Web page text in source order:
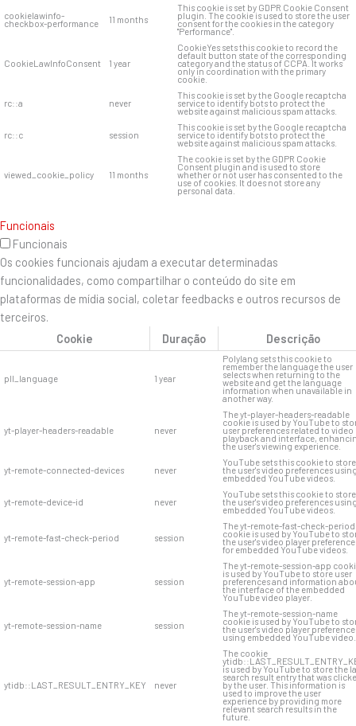
cookielawinfo-
checkbox-performance 11 months
This cookie is set by GDPR Cookie Consent
plugin. The cookie is used to store the user
consent for the cookies in the category
"Performance".
CookieLawInfoConsent 1 year
CookieYes sets this cookie to record the
default button state of the corresponding
category and the status of CCPA. It works
only in coordination with the primary
cookie.
rc::a never
This cookie is set by the Google recaptcha
service to identify bots to protect the
website against malicious spam attacks.
rc::c session
This cookie is set by the Google recaptcha
service to identify bots to protect the
website against malicious spam attacks.
viewed_cookie_policy 11 months
The cookie is set by the GDPR Cookie
Consent plugin and is used to store
whether or not user has consented to the
use of cookies. It does not store any
personal data.
Funcionais
Funcionais
Os cookies funcionais ajudam a executar determinadas
funcionalidades, como compartilhar o conteúdo do site em
plataformas de mídia social, coletar feedbacks e outros recursos de
terceiros.
Cookie
Duração Descrição
pll_language 1 year
Polylang sets this cookie to
remember the language the user
selects when returning to the
website and get the language
information when unavailable in
another way.
yt-player-headers-readable never
The yt-player-headers-readable
cookie is used by YouTube to
user preferences related to video
playback and interface,
the user's viewing experience.
yt-remote-connected-devices never
YouTube sets this cookie to store
the user's video preferences
embedded YouTube videos.
yt-remote-device-id never
YouTube sets this cookie to store
the user's video preferences
embedded YouTube videos.
yt-remote-fast-check-period session
The yt-remote-fast-check-period
cookie is used by YouTube to
the user's video player
for embedded YouTube videos.
yt-remote-session-app session
The yt-remote-session-app
is used by YouTube to store user
preferences and information
the interface of the embedded
YouTube video player.
yt-remote-session-name session
The yt-remote-session-name
cookie is used by YouTube to
the user's video player
using embedded YouTube video.
ytidb::LAST_RESULT_ENTRY_KEY never
The cookie
is used by YouTube to store the
search result entry that was
by the user. This information is
used to improve the user
experience by providing more
relevant search results in the
future.